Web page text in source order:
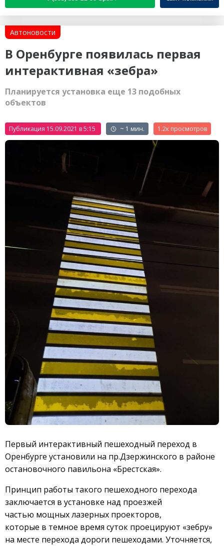
Автоновости
В Оренбурге появилась первая
интерактивная «зебра»
Планируется установка еще 13 подобных
объектов
Публикация 15.09.2021 в 5:15 ~ 1 мин. 1.2к
Первый интерактивный пешеходный переход в
Оренбурге установили на пр.Дзержинского в районе
остановочного павильона «Брестская».
Принцип работы такого пешеходного перехода
заключается в установке над проезжей
частью мощных лазерных проекторов,
которые в темное время суток проецируют «зебру»
на месте перехода дороги пешеходами. Уточняется,